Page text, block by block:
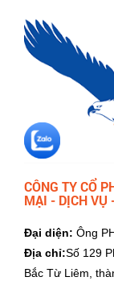
CÔNG TY CỔ
MẠI - DỊCH VỤ
Đại diện: Ông
Địa chỉ:Số 129
Bắc Từ Liêm,